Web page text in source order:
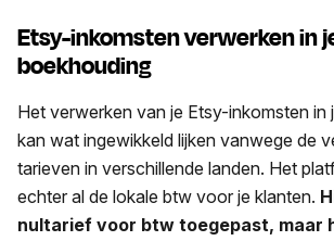
Etsy-inkomsten verwerken in
boekhouding
Het verwerken van je Etsy-inkomsten in
kan wat ingewikkeld lijken vanwege de
tarieven in verschillende landen. Het
echter al de lokale btw voor je klanten.
nultarief voor btw toegepast, maar